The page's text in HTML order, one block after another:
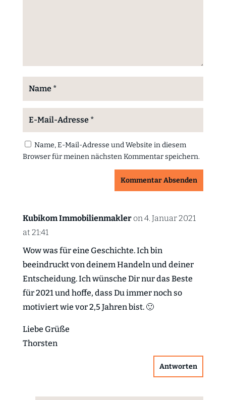
Kubikom Immobilienmakler on 4. Januar 2021
at 21:41
Wow was für eine Geschichte. Ich bin
beeindruckt von deinem Handeln und deiner
Entscheidung. Ich wünsche Dir nur das Beste
für 2021 und hoffe, dass Du immer noch so
motiviert wie vor 2,5 Jahren bist. 🙂
Liebe Grüße
Thorsten
Antworten
Name, E-Mail-Adresse und Website in diesem
Browser für meinen nächsten Kommentar speichern.
Kommentar Absenden